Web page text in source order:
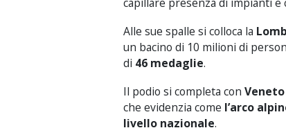
Alle sue spalle si colloca la
un bacino di 10 milioni di
di 46 medaglie.
Il podio si completa con Veneto
che evidenzia come l’arco
livello nazionale.